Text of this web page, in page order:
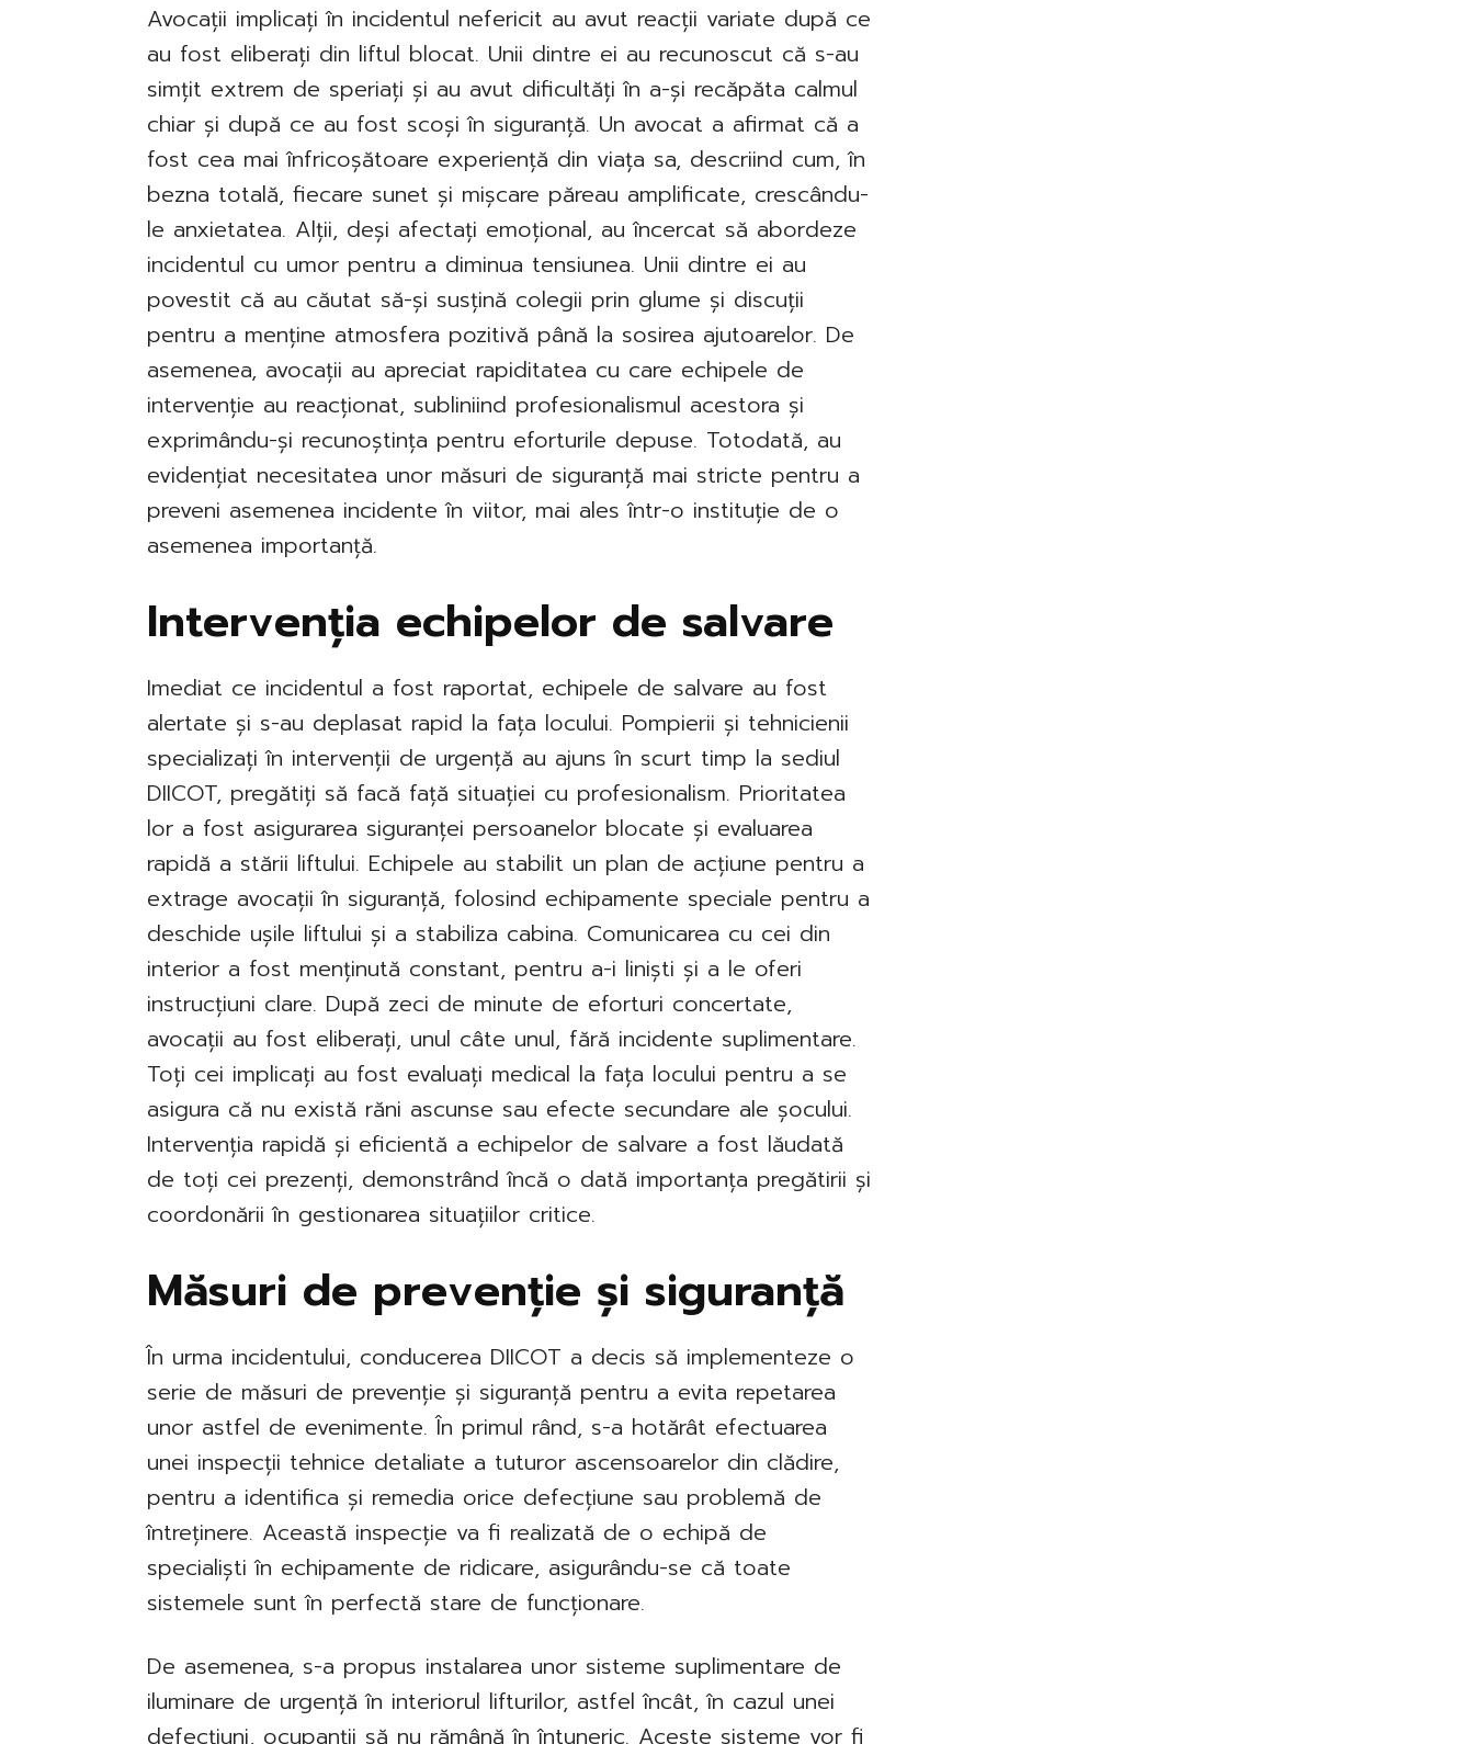
Avocații implicați în incidentul nefericit au avut reacții variate după ce
au fost eliberați din liftul blocat. Unii dintre ei au recunoscut că s-au
simțit extrem de speriați și au avut dificultăți în a-și recăpăta calmul
chiar și după ce au fost scoși în siguranță. Un avocat a afirmat că a
fost cea mai înfricoșătoare experiență din viața sa, descriind cum, în
bezna totală, fiecare sunet și mișcare păreau amplificate, crescându-
le anxietatea. Alții, deși afectați emoțional, au încercat să abordeze
incidentul cu umor pentru a diminua tensiunea. Unii dintre ei au
povestit că au căutat să-și susțină colegii prin glume și discuții
pentru a menține atmosfera pozitivă până la sosirea ajutoarelor. De
asemenea, avocații au apreciat rapiditatea cu care echipele de
intervenție au reacționat, subliniind profesionalismul acestora și
exprimându-și recunoștința pentru eforturile depuse. Totodată, au
evidențiat necesitatea unor măsuri de siguranță mai stricte pentru a
preveni asemenea incidente în viitor, mai ales într-o instituție de o
asemenea importanță.
Intervenția echipelor de salvare
Imediat ce incidentul a fost raportat, echipele de salvare au fost
alertate și s-au deplasat rapid la fața locului. Pompierii și tehnicienii
specializați în intervenții de urgență au ajuns în scurt timp la sediul
DIICOT, pregătiți să facă față situației cu profesionalism. Prioritatea
lor a fost asigurarea siguranței persoanelor blocate și evaluarea
rapidă a stării liftului. Echipele au stabilit un plan de acțiune pentru a
extrage avocații în siguranță, folosind echipamente speciale pentru a
deschide ușile liftului și a stabiliza cabina. Comunicarea cu cei din
interior a fost menținută constant, pentru a-i liniști și a le oferi
instrucțiuni clare. După zeci de minute de eforturi concertate,
avocații au fost eliberați, unul câte unul, fără incidente suplimentare.
Toți cei implicați au fost evaluați medical la fața locului pentru a se
asigura că nu există răni ascunse sau efecte secundare ale șocului.
Intervenția rapidă și eficientă a echipelor de salvare a fost lăudată
de toți cei prezenți, demonstrând încă o dată importanța pregătirii și
coordonării în gestionarea situațiilor critice.
Măsuri de prevenție și siguranță
În urma incidentului, conducerea DIICOT a decis să implementeze o
serie de măsuri de prevenție și siguranță pentru a evita repetarea
unor astfel de evenimente. În primul rând, s-a hotărât efectuarea
unei inspecții tehnice detaliate a tuturor ascensoarelor din clădire,
pentru a identifica și remedia orice defecțiune sau problemă de
întreținere. Această inspecție va fi realizată de o echipă de
specialiști în echipamente de ridicare, asigurându-se că toate
sistemele sunt în perfectă stare de funcționare.
De asemenea, s-a propus instalarea unor sisteme suplimentare de
iluminare de urgență în interiorul lifturilor, astfel încât, în cazul unei
defecțiuni, ocupanții să nu rămână în întuneric. Aceste sisteme vor fi